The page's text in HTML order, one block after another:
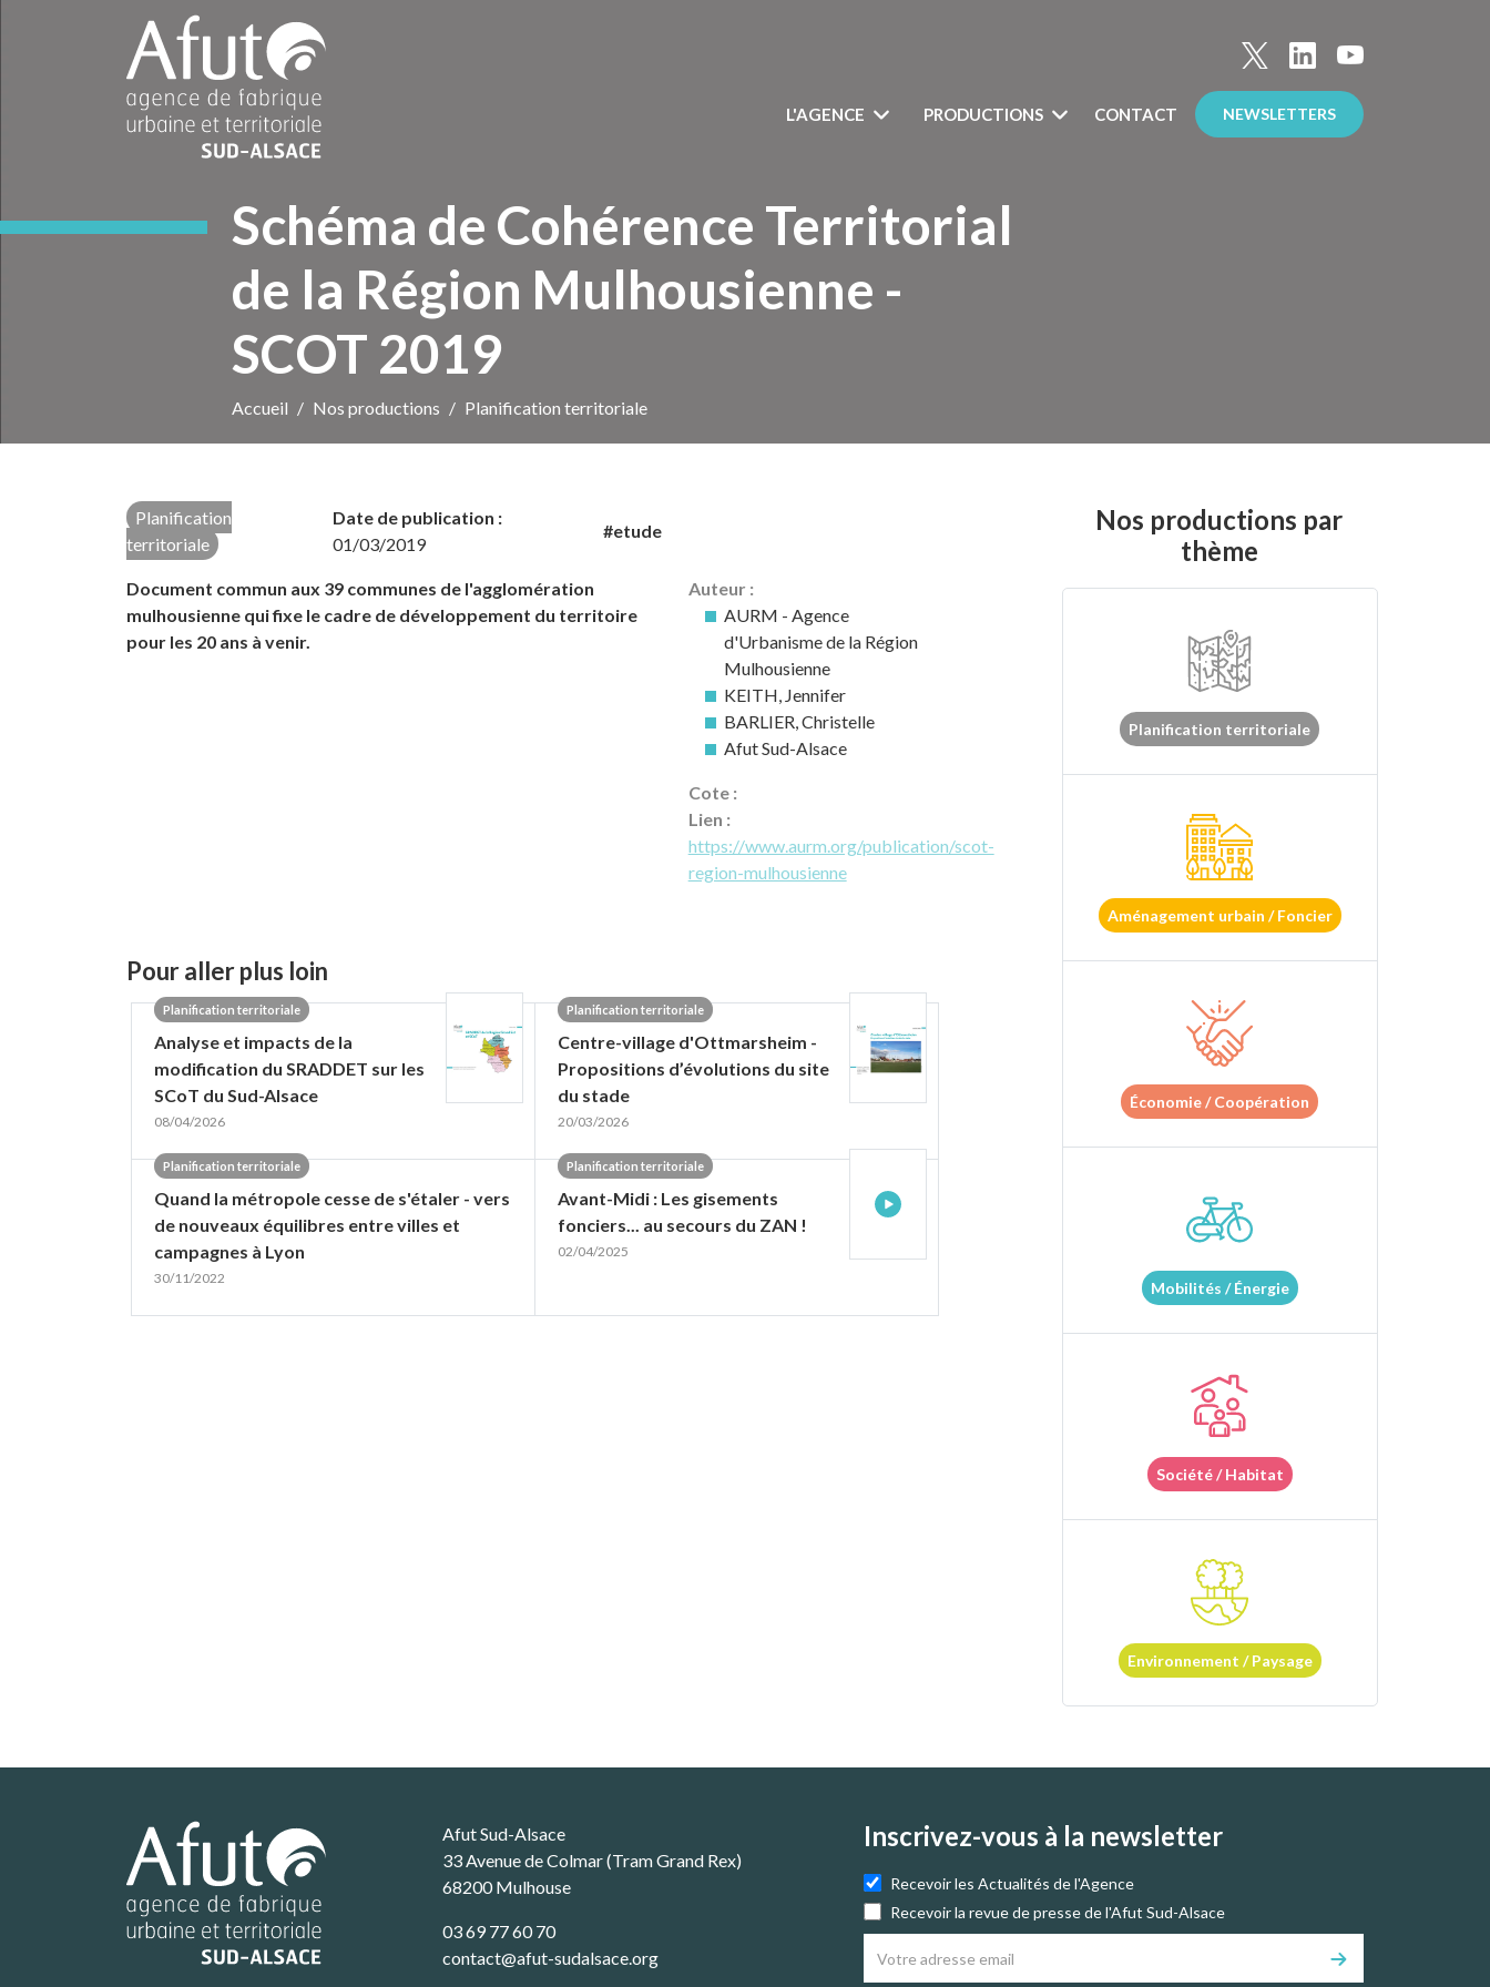
L'AGENCE PRODUCTIONS CONTACT NEWSLETTERS
Schéma de Cohérence Territorial
de la Région Mulhousienne -
SCOT 2019
Accueil Nos productions Planification territoriale
Planification
territoriale
Date de publication :
01/03/2019
#etude
Document commun aux 39 communes de l'agglomération
mulhousienne qui fixe le cadre de développement du territoire
pour les 20 ans à venir.
Auteur :
AURM - Agence
d'Urbanisme de la Région
Mulhousienne
KEITH, Jennifer
BARLIER, Christelle
Afut Sud-Alsace
Cote :
Lien :
https://www.aurm.org/publication/scot-
region-mulhousienne
Pour aller plus loin
Planification territoriale
Analyse et impacts de la
modification du SRADDET sur les
SCoT du Sud-Alsace
08/04/2026
Planification territoriale
Centre-village d'Ottmarsheim -
Propositions d’évolutions du site
du stade
20/03/2026
Planification territoriale
Quand la métropole cesse de s'étaler - vers
de nouveaux équilibres entre villes et
campagnes à Lyon
30/11/2022
Planification territoriale
Avant-Midi : Les gisements
fonciers... au secours du ZAN !
02/04/2025
Nos productions par
thème
Planification territoriale
Aménagement urbain / Foncier
Économie / Coopération
Mobilités / Énergie
Société / Habitat
Environnement / Paysage
Afut Sud-Alsace
33 Avenue de Colmar (Tram Grand Rex)
68200 Mulhouse
03 69 77 60 70
contact@afut-sudalsace.org
Inscrivez-vous à la newsletter
Recevoir les Actualités de l'Agence
Recevoir la revue de presse de l'Afut Sud-Alsace